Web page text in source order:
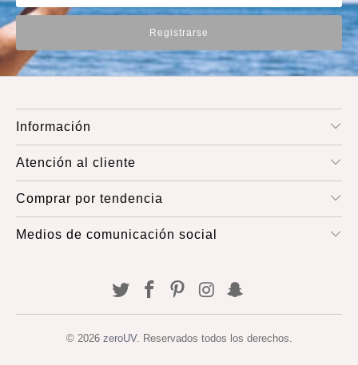
Información
Atención al cliente
Comprar por tendencia
Medios de comunicación social
© 2026 zeroUV. Reservados todos los derechos.